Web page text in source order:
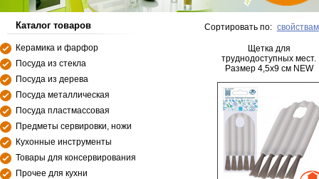
Каталог товаров
Керамика и фарфор
Посуда из стекла
Посуда из дерева
Посуда металлическая
Посуда пластмассовая
Предметы сервировки, ножи
Кухонные инструменты
Товары для консервирования
Прочее для кухни
Сортировать по: свойствам
Щетка для
труднодоступных мест.
Размер 4,5х9 см NEW